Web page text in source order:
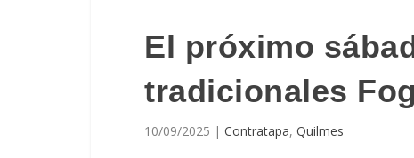
El próximo
tradicionales
10/09/2025 | Contratapa, Quilmes